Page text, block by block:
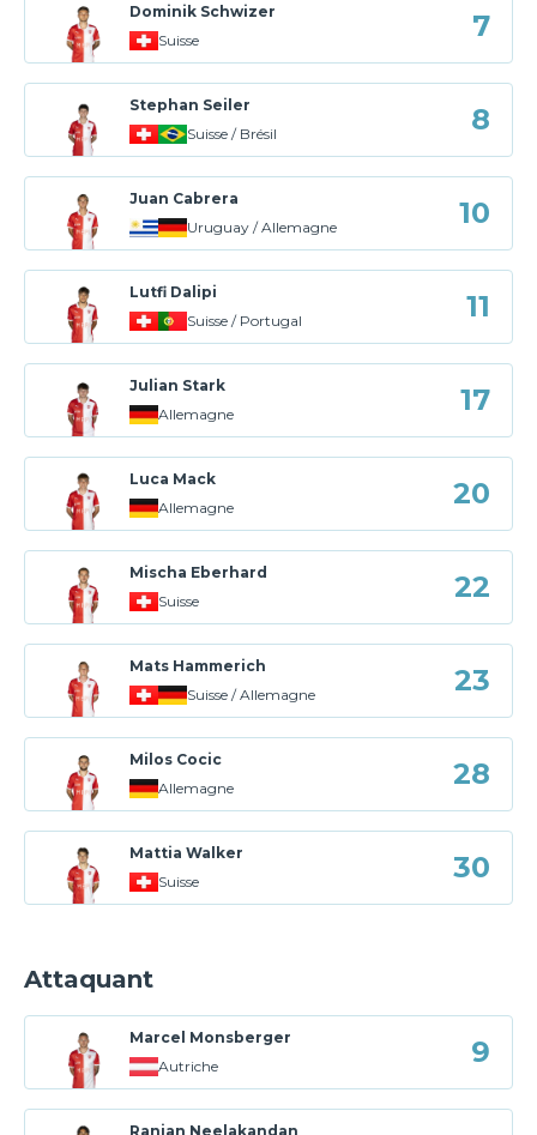
Dominik Schwizer
Suisse
7
Stephan Seiler
Suisse / Brésil
8
Juan Cabrera
Uruguay / Allemagne
10
Lutfi Dalipi
Suisse / Portugal
11
Julian Stark
Allemagne
17
Luca Mack
Allemagne
20
Mischa Eberhard
Suisse
22
Mats Hammerich
Suisse / Allemagne
23
Milos Cocic
Allemagne
28
Mattia Walker
Suisse
30
Attaquant
Marcel Monsberger
Autriche
9
Ranjan Neelakandan